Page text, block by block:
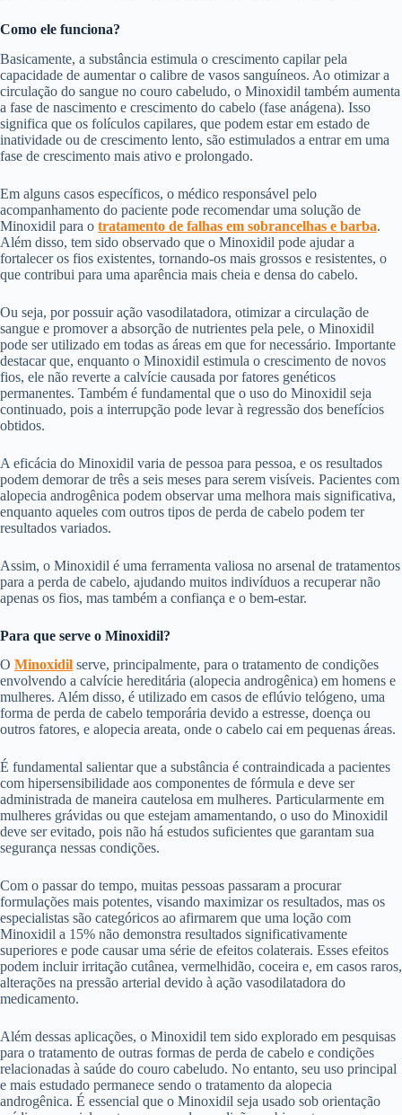
Como ele funciona?
Basicamente, a substância estimula o crescimento capilar pela
capacidade de aumentar o calibre de vasos sanguíneos. Ao otimizar a
circulação do sangue no couro cabeludo, o Minoxidil também aumenta
a fase de nascimento e crescimento do cabelo (fase anágena). Isso
significa que os folículos capilares, que podem estar em estado de
inatividade ou de crescimento lento, são estimulados a entrar em uma
fase de crescimento mais ativo e prolongado.
Em alguns casos específicos, o médico responsável pelo
acompanhamento do paciente pode recomendar uma solução de
Minoxidil para o tratamento de falhas em sobrancelhas e barba.
Além disso, tem sido observado que o Minoxidil pode ajudar a
fortalecer os fios existentes, tornando-os mais grossos e resistentes, o
que contribui para uma aparência mais cheia e densa do cabelo.
Ou seja, por possuir ação vasodilatadora, otimizar a circulação de
sangue e promover a absorção de nutrientes pela pele, o Minoxidil
pode ser utilizado em todas as áreas em que for necessário. Importante
destacar que, enquanto o Minoxidil estimula o crescimento de novos
fios, ele não reverte a calvície causada por fatores genéticos
permanentes. Também é fundamental que o uso do Minoxidil seja
continuado, pois a interrupção pode levar à regressão dos benefícios
obtidos.
A eficácia do Minoxidil varia de pessoa para pessoa, e os resultados
podem demorar de três a seis meses para serem visíveis. Pacientes com
alopecia androgênica podem observar uma melhora mais significativa,
enquanto aqueles com outros tipos de perda de cabelo podem ter
resultados variados.
Assim, o Minoxidil é uma ferramenta valiosa no arsenal de tratamentos
para a perda de cabelo, ajudando muitos indivíduos a recuperar não
apenas os fios, mas também a confiança e o bem-estar.
Para que serve o Minoxidil?
O Minoxidil serve, principalmente, para o tratamento de condições
envolvendo a calvície hereditária (alopecia androgênica) em homens e
mulheres. Além disso, é utilizado em casos de eflúvio telógeno, uma
forma de perda de cabelo temporária devido a estresse, doença ou
outros fatores, e alopecia areata, onde o cabelo cai em pequenas áreas.
É fundamental salientar que a substância é contraindicada a pacientes
com hipersensibilidade aos componentes de fórmula e deve ser
administrada de maneira cautelosa em mulheres. Particularmente em
mulheres grávidas ou que estejam amamentando, o uso do Minoxidil
deve ser evitado, pois não há estudos suficientes que garantam sua
segurança nessas condições.
Com o passar do tempo, muitas pessoas passaram a procurar
formulações mais potentes, visando maximizar os resultados, mas os
especialistas são categóricos ao afirmarem que uma loção com
Minoxidil a 15% não demonstra resultados significativamente
superiores e pode causar uma série de efeitos colaterais. Esses efeitos
podem incluir irritação cutânea, vermelhidão, coceira e, em casos raros,
alterações na pressão arterial devido à ação vasodilatadora do
medicamento.
Além dessas aplicações, o Minoxidil tem sido explorado em pesquisas
para o tratamento de outras formas de perda de cabelo e condições
relacionadas à saúde do couro cabeludo. No entanto, seu uso principal
e mais estudado permanece sendo o tratamento da alopecia
androgênica. É essencial que o Minoxidil seja usado sob orientação